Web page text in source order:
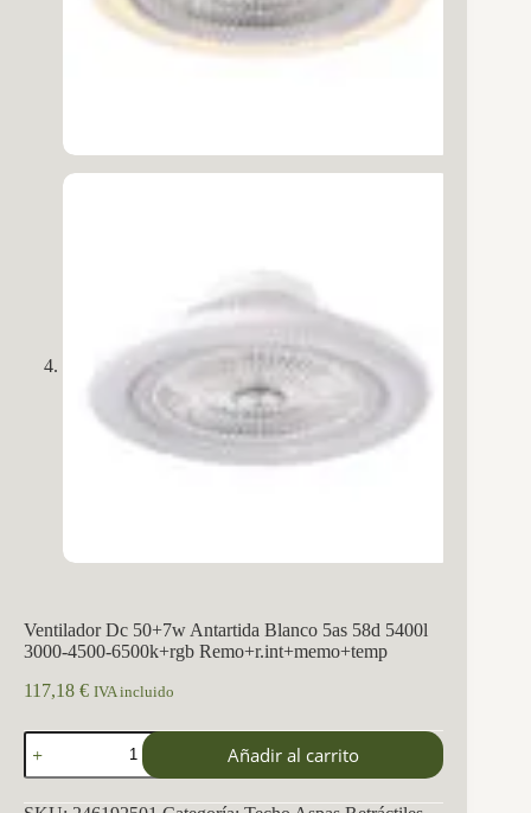
Ventilador Dc 50+7w Antartida Blanco 5as 58d 5400l
3000-4500-6500k+rgb Remo+r.int+memo+temp
117,18 € IVA incluido
Ventilador
Dc
50+7w
Antartida
Añadir al carrito